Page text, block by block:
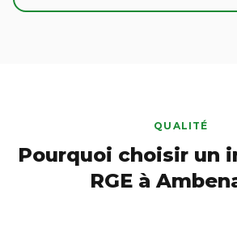
QUALITÉ
Pourquoi choisir un
RGE à